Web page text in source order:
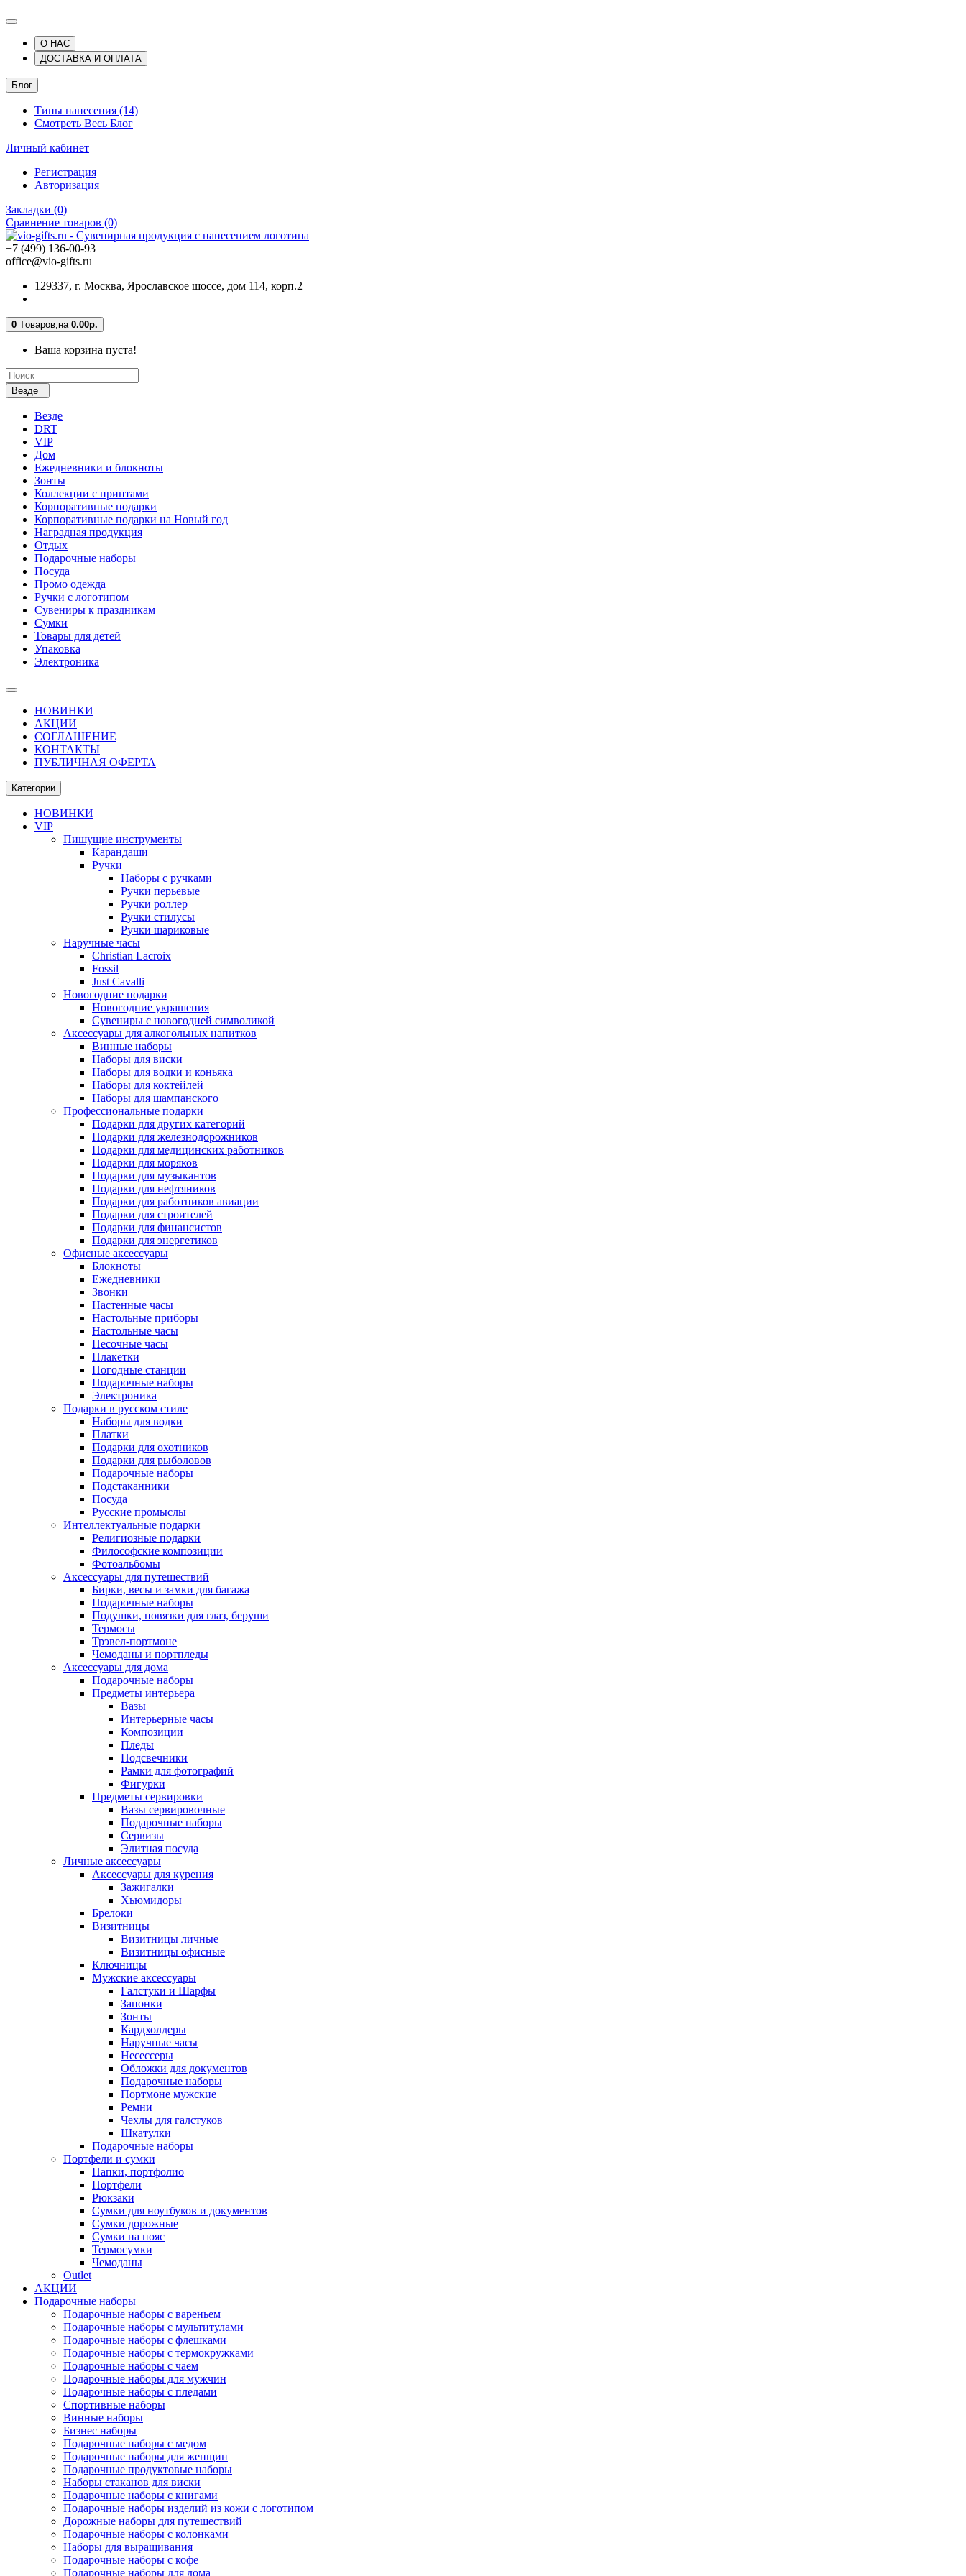
О НАС
ДОСТАВКА И ОПЛАТА
Блог
Типы нанесения (14)
Смотреть Весь Блог
Личный кабинет
Регистрация
Авторизация
Закладки (0)
Сравнение товаров (0)
+7 (499) 136-00-93
office@vio-gifts.ru
129337, г. Москва, Ярославское шоссе, дом 114, корп.2
0 Tоваров,на 0.00р.
Ваша корзина пуста!
Везде
Везде
DRT
VIP
Дом
Ежедневники и блокноты
Зонты
Коллекции с принтами
Корпоративные подарки
Корпоративные подарки на Новый год
Наградная продукция
Отдых
Подарочные наборы
Посуда
Промо одежда
Ручки с логотипом
Сувениры к праздникам
Сумки
Товары для детей
Упаковка
Электроника
НОВИНКИ
АКЦИИ
СОГЛАШЕНИЕ
КОНТАКТЫ
ПУБЛИЧНАЯ ОФЕРТА
Категории
НОВИНКИ
VIP
Пишущие инструменты
Карандаши
Ручки
Наборы с ручками
Ручки перьевые
Ручки роллер
Ручки стилусы
Ручки шариковые
Наручные часы
Christian Lacroix
Fossil
Just Cavalli
Новогодние подарки
Новогодние украшения
Сувениры с новогодней символикой
Аксессуары для алкогольных напитков
Винные наборы
Наборы для виски
Наборы для водки и коньяка
Наборы для коктейлей
Наборы для шампанского
Профессиональные подарки
Подарки для других категорий
Подарки для железнодорожников
Подарки для медицинских работников
Подарки для моряков
Подарки для музыкантов
Подарки для нефтяников
Подарки для работников авиации
Подарки для строителей
Подарки для финансистов
Подарки для энергетиков
Офисные аксессуары
Блокноты
Ежедневники
Звонки
Настенные часы
Настольные приборы
Настольные часы
Песочные часы
Плакетки
Погодные станции
Подарочные наборы
Электроника
Подарки в русском стиле
Наборы для водки
Платки
Подарки для охотников
Подарки для рыболовов
Подарочные наборы
Подстаканники
Посуда
Русские промыслы
Интеллектуальные подарки
Религиозные подарки
Философские композиции
Фотоальбомы
Аксессуары для путешествий
Бирки, весы и замки для багажа
Подарочные наборы
Подушки, повязки для глаз, беруши
Термосы
Трэвел-портмоне
Чемоданы и портпледы
Аксессуары для дома
Подарочные наборы
Предметы интерьера
Вазы
Интерьерные часы
Композиции
Пледы
Подсвечники
Рамки для фотографий
Фигурки
Предметы сервировки
Вазы сервировочные
Подарочные наборы
Сервизы
Элитная посуда
Личные аксессуары
Аксессуары для курения
Зажигалки
Хьюмидоры
Брелоки
Визитницы
Визитницы личные
Визитницы офисные
Ключницы
Мужские аксессуары
Галстуки и Шарфы
Запонки
Зонты
Кардхолдеры
Наручные часы
Несессеры
Обложки для документов
Подарочные наборы
Портмоне мужские
Ремни
Чехлы для галстуков
Шкатулки
Подарочные наборы
Портфели и сумки
Папки, портфолио
Портфели
Рюкзаки
Сумки для ноутбуков и документов
Сумки дорожные
Сумки на пояс
Термосумки
Чемоданы
Outlet
АКЦИИ
Подарочные наборы
Подарочные наборы с вареньем
Подарочные наборы с мультитулами
Подарочные наборы с флешками
Подарочные наборы с термокружками
Подарочные наборы с чаем
Подарочные наборы для мужчин
Подарочные наборы с пледами
Спортивные наборы
Винные наборы
Бизнес наборы
Подарочные наборы с медом
Подарочные наборы для женщин
Подарочные продуктовые наборы
Наборы стаканов для виски
Подарочные наборы с книгами
Подарочные наборы изделий из кожи с логотипом
Дорожные наборы для путешествий
Подарочные наборы с колонками
Наборы для выращивания
Подарочные наборы с кофе
Подарочные наборы для дома